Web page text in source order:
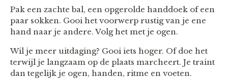
Pak een zachte bal, een opgerolde handdoek of een
paar sokken. Gooi het voorwerp rustig van je ene
hand naar je andere. Volg het met je ogen.
Wil je meer uitdaging? Gooi iets hoger. Of doe het
terwijl je langzaam op de plaats marcheert. Je traint
dan tegelijk je ogen, handen, ritme en voeten.